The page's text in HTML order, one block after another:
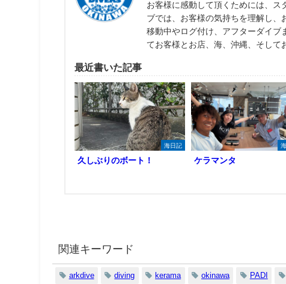
お客様に感動して頂くためには、ス
ブでは、お客様の気持ちを理解し、
移動中やログ付け、アフターダイブ
てお客様とお店、海、沖縄、そして
最近書いた記事
海日記
久しぶりのボート！ ケラマンタ
関連キーワード
arkdive diving kerama okinawa PADI